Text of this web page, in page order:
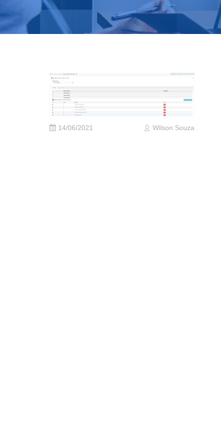
14/06/2021 Wilson Souza